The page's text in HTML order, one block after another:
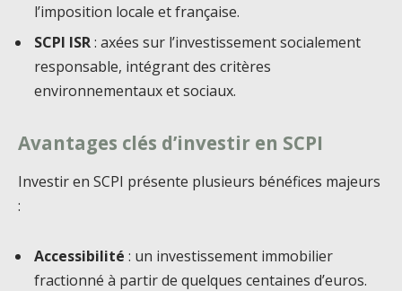
l’imposition locale et française.
SCPI ISR: axées sur l’investissement socialement
responsable, intégrant des critères
environnementaux et sociaux.
Avantages clés d’investir en SCPI
Investir en SCPI présente plusieurs bénéfices majeurs
:
Accessibilité : un investissement immobilier
fractionné à partir de quelques centaines d’euros.